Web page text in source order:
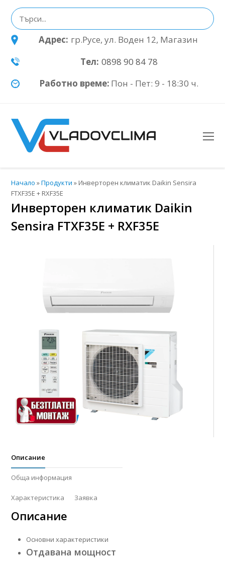
Адрес: гр.Русе, ул. Воден 12, Магазин
Тел: 0898 90 84 78
Работно време: Пон - Пет: 9 - 18:30 ч.
Начало »Продукти » Инверторен климатик Daikin Sensira
FTXF35E + RXF35E
Инверторен климатик Daikin
Sensira FTXF35E + RXF35E
Описание
Обща информация
Характеристика Заявка
Описание
Основни характеристики
Отдавана мощност